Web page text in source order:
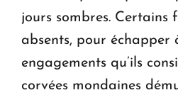
jours sombres. Certains
absents, pour échapper
engagements qu’ils
corvées mondaines